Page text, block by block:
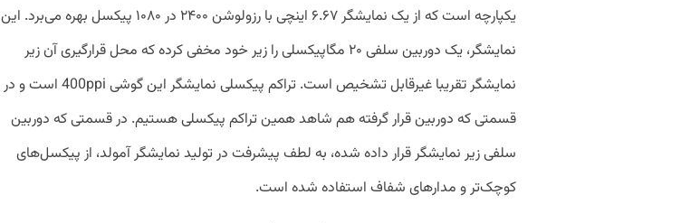
یکپارچه است که از یک نمایشگر ۶.۶۷ اینچی با رزولوشن ۲۴۰۰ در ۱۰۸۰ پیکسل بهره می‌برد. این
نمایشگر، یک دوربین سلفی ۲۰ مگاپیکسلی را زیر خود مخفی کرده که محل قرارگیری آن زیر
نمایشگر تقریبا غیرقابل تشخیص است. تراکم پیکسلی نمایشگر این گوشی 400ppi است و در
قسمتی که دوربین قرار گرفته هم شاهد همین تراکم پیکسلی هستیم. در قسمتی که دوربین
سلفی زیر نمایشگر قرار داده شده، به لطف پیشرفت در تولید نمایشگر آمولد، از پیکسل‌های
کوچک‌تر و مدار‌های شفاف استفاده شده است.